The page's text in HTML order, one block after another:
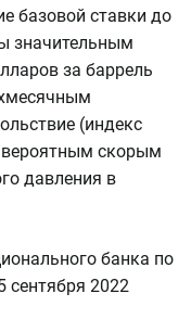
базовой ставки до
значительным
за баррель
(индекс
скорым
давления в
банка по
сентября 2022